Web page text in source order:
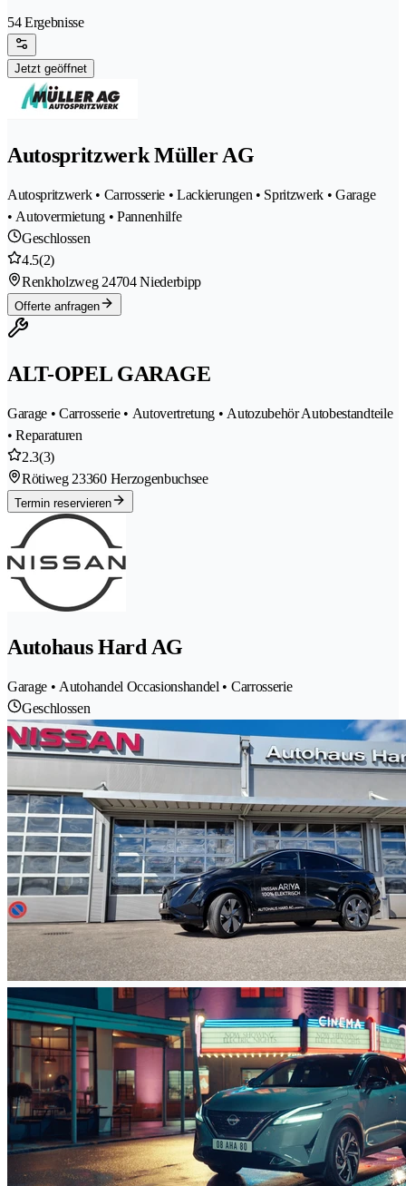
54 Ergebnisse
Jetzt geöffnet
Autospritzwerk Müller AG
Autospritzwerk • Carrosserie • Lackierungen • Spritzwerk • Garage
• Autovermietung • Pannenhilfe
Geschlossen
4.5(2)
Renkholzweg 24704 Niederbipp
Offerte anfragen
ALT-OPEL GARAGE
Garage • Carrosserie • Autovertretung • Autozubehör Autobestandteile
• Reparaturen
2.3(3)
Rötiweg 23360 Herzogenbuchsee
Termin reservieren
Autohaus Hard AG
Garage • Autohandel Occasionshandel • Carrosserie
Geschlossen